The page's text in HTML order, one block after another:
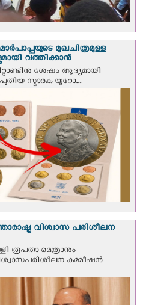
മുഖചിത്രമുള്ള
വത്തിക്കാന്‍
ശേഷം ആദ്യമായി
സ്മാരക യൂറോ...
വിശ്വാസ പരിശീലന
രൂപതാ മെത്രാനും
കമ്മീഷൻ